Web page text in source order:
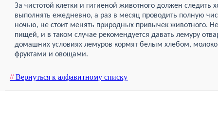
За чистотой клетки и гигиеной животного должен следить
выполнять ежедневно, а раз в месяц проводить полную
ночью, не стоит менять природных привычек животного.
пищей, и в таком случае рекомендуется давать лемуру
домашних условиях лемуров кормят белым хлебом,
фруктами и овощами.
//Вернуться к алфавитному списку